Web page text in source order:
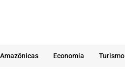
Economia Turismo